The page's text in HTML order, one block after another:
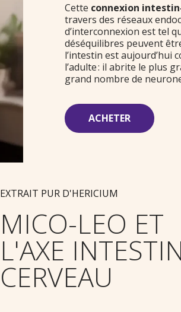
Cette connexion
travers des réseaux
d’interconnexion est tel
déséquilibres peuvent
l’intestin est aujourd’hui
l’adulte : il abrite le plus
grand nombre de
ACHETER
EXTRAIT PUR D'HERICIUM
MICO-LEO ET
L'AXE
CERVEAU